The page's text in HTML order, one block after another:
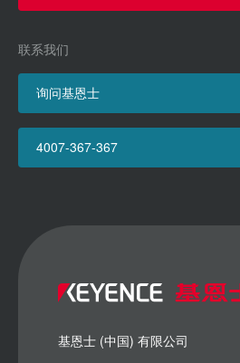
联系我们
询问基恩士
4007-367-367
基恩士 (中国) 有限公司